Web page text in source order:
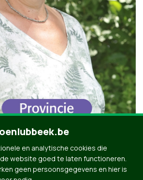
en analytische cookies die
website goed te laten functioneren.
geen persoonsgegevens en hier is